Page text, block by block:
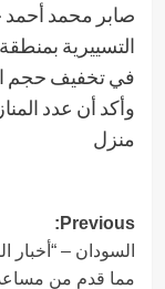
صابر محمد أحمد
التسييرية
في تخفيف حجم
منزل
Post
Previous:
السودان – “أخبار
مما قدم من